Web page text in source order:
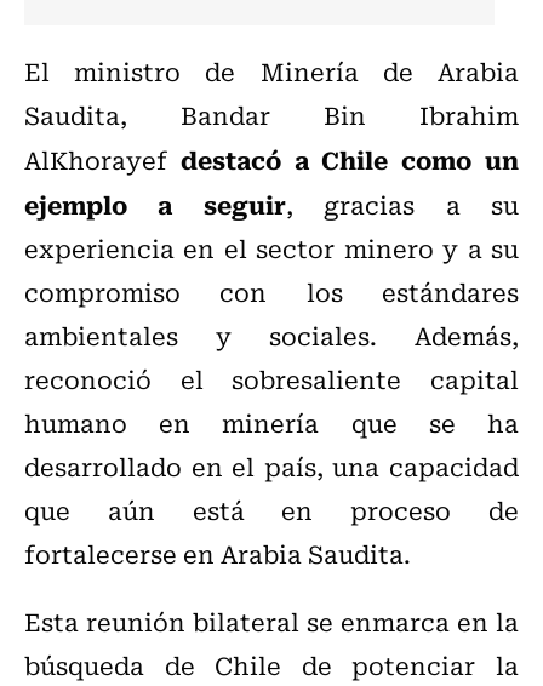
El ministro de Minería de Arabia
Saudita, Bandar Bin Ibrahim
AlKhorayef destacó a Chile como un
ejemplo a seguir, gracias a su
experiencia en el sector minero y a su
compromiso con los estándares
ambientales y sociales. Además,
reconoció el sobresaliente capital
humano en minería que se ha
desarrollado en el país, una capacidad
que aún está en proceso de
fortalecerse en Arabia Saudita.
Esta reunión bilateral se enmarca en la
búsqueda de Chile de potenciar la